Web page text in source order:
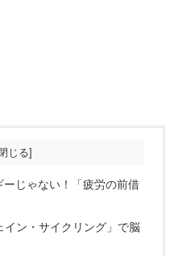
じゃない！「疲労の前借
イン・サイクリング」で脳